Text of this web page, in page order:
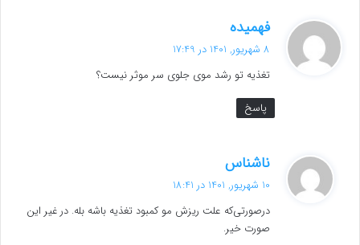
فهمیده
:
8 شهریور, 1401 در 17:49
تغذیه تو رشد موی جلوی سر موثر نیست؟
پاسخ
ناشناس
ف
10 شهریور, 1401 در 18:41
درصورتی‌که علت ریزش مو کمبود تغذیه باشه بله. در غیر این
صورت خیر.